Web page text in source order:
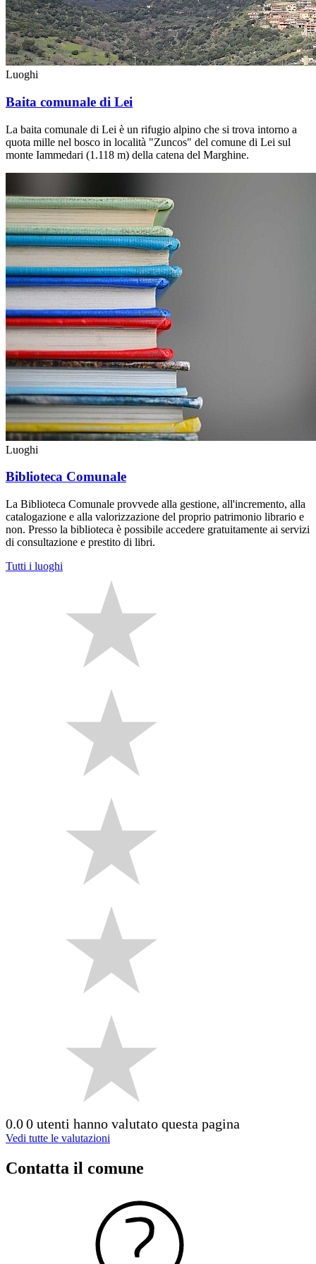
Luoghi
Baita comunale di Lei
La baita comunale di Lei è un rifugio alpino che si trova intorno a
quota mille nel bosco in località "Zuncos" del comune di Lei sul
monte Iammedari (1.118 m) della catena del Marghine.
Luoghi
Biblioteca Comunale
La Biblioteca Comunale provvede alla gestione, all'incremento, alla
catalogazione e alla valorizzazione del proprio patrimonio librario e
non. Presso la biblioteca è possibile accedere gratuitamente ai servizi
di consultazione e prestito di libri.
Tutti i luoghi
0.00 utenti hanno valutato questa pagina
Vedi tutte le valutazioni
Contatta il comune